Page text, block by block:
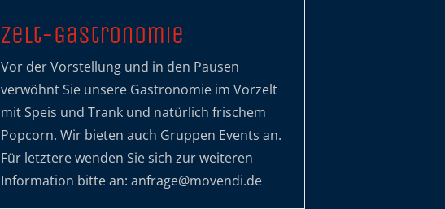
Zelt-Gastronomie
Vor der Vorstellung und in den Pausen
verwöhnt Sie unsere Gastronomie im Vorzelt
mit Speis und Trank und natürlich frischem
Popcorn. Wir bieten auch Gruppen Events an.
Für letztere wenden Sie sich zur weiteren
Information bitte an: anfrage@movendi.de